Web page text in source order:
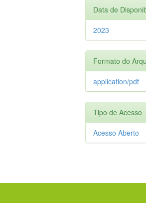
Data de
2023
Formato do
application/pdf
Tipo de Acesso
Acesso Aberto